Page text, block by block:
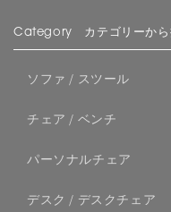
Category カテゴリーから
ソファ / スツール
チェア / ベンチ
パーソナルチェア
デスク / デスクチェア